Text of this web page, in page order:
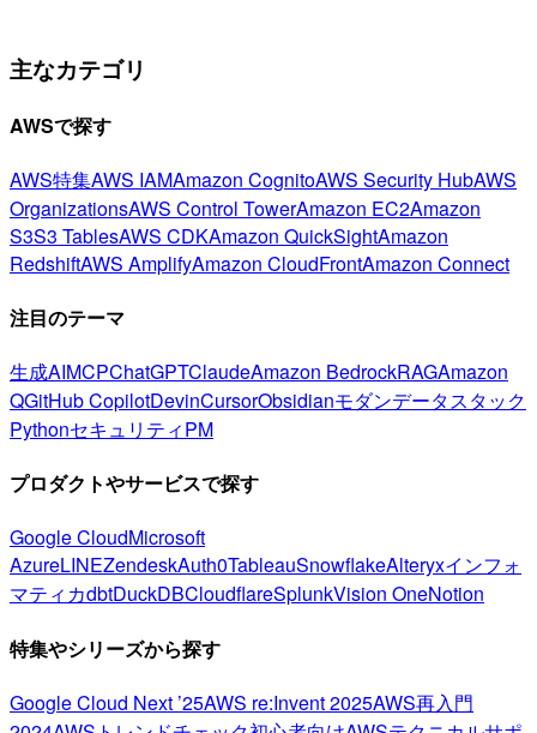
主なカテゴリ
AWSで探す
AWS特集AWS IAMAmazon CognitoAWS Security HubAWS
OrganizationsAWS Control TowerAmazon EC2Amazon
S3S3 TablesAWS CDKAmazon QuickSightAmazon
RedshiftAWS AmplifyAmazon CloudFrontAmazon Connect
注目のテーマ
生成AIMCPChatGPTClaudeAmazon BedrockRAGAmazon
QGitHub CopilotDevinCursorObsidianモダンデータスタック
PythonセキュリティPM
プロダクトやサービスで探す
Google CloudMicrosoft
AzureLINEZendeskAuth0TableauSnowflakeAlteryxインフォ
マティカdbtDuckDBCloudflareSplunkVision OneNotion
特集やシリーズから探す
Google Cloud Next ’25AWS re:Invent 2025AWS再入門